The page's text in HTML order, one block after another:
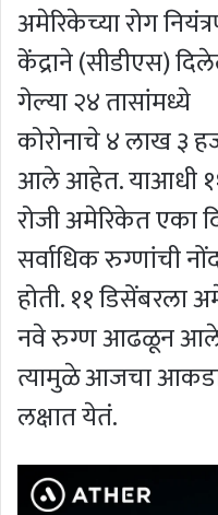
अमेरिकेच्या रोग
केंद्राने (सीडीएस)
गेल्या २४ तासांमध्ये
कोरोनाचे ४ लाख ३
आले आहेत. याआधी
रोजी अमेरिकेत एका
सर्वाधिक रुग्णांची
होती. ११ डिसेंबरला
नवे रुग्ण आढळून आले
त्यामुळे आजचा
लक्षात येतं.